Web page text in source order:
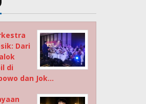
Dari
di
dan Jok…